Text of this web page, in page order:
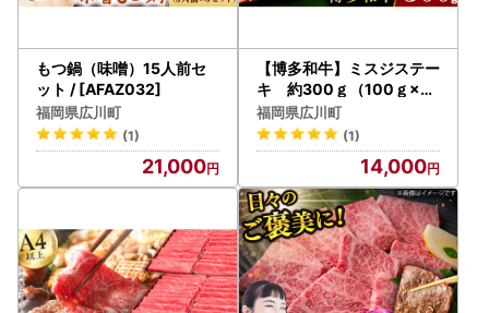
もつ鍋（味噌）15人前セ
ット / [AFAZ032]
福岡県広川町
(1)
21,000
【博多和牛】ミスジステー
キ 約300ｇ（100ｇ×3
ｐ） / ステーキ 希少部位
お肉 国産牛[AFBO094]
福岡県広川町
(1)
14,000